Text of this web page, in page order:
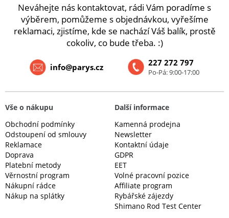
Neváhejte nás kontaktovat, rádi Vám poradíme s
výběrem, pomůžeme s objednávkou, vyřešíme
reklamaci, zjistíme, kde se nachází Váš balík, prostě
cokoliv, co bude třeba. :)
227 272 797
Po-Pá: 9:00-17:00
info@parys.cz
Vše o nákupu
Obchodní podmínky
Odstoupení od smlouvy
Reklamace
Doprava
Platební metody
Věrnostní program
Nákupní rádce
Nákup na splátky
Další informace
Kamenná prodejna
Newsletter
Kontaktní údaje
GDPR
EET
Volné pracovní pozice
Affiliate program
Rybářské zájezdy
Shimano Rod Test Center